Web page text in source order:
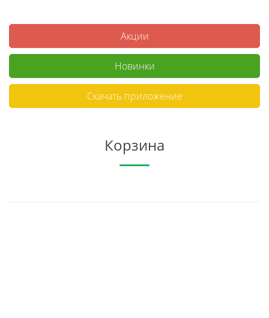
Акции
Новинки
Скачать приложение
Корзина